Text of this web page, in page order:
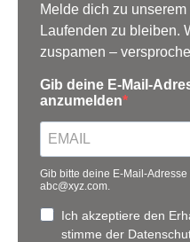
Melde dich zu
Laufenden zu bleiben.
zuspamen –
Gib deine E-Mail-
anzumelden
Gib bitte deine E-Mail-
abc@xyz.com.
Ich akzeptiere den
stimme der